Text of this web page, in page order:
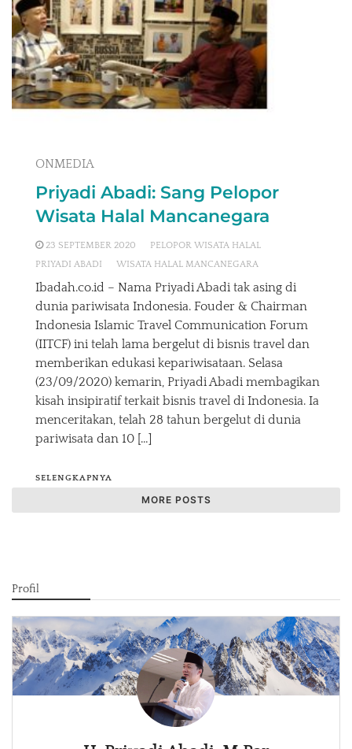
ONMEDIA
Priyadi Abadi: Sang Pelopor
Wisata Halal Mancanegara
23 SEPTEMBER 2020
PELOPOR WISATA HALAL
PRIYADI ABADI
WISATA HALAL MANCANEGARA
Ibadah.co.id – Nama Priyadi Abadi tak asing di
dunia pariwisata Indonesia. Fouder & Chairman
Indonesia Islamic Travel Communication Forum
(IITCF) ini telah lama bergelut di bisnis travel dan
memberikan edukasi kepariwisataan. Selasa
(23/09/2020) kemarin, Priyadi Abadi membagikan
kisah insipiratif terkait bisnis travel di Indonesia. Ia
menceritakan, telah 28 tahun bergelut di dunia
pariwisata dan 10 […]
SELENGKAPNYA
MORE POSTS
Profil